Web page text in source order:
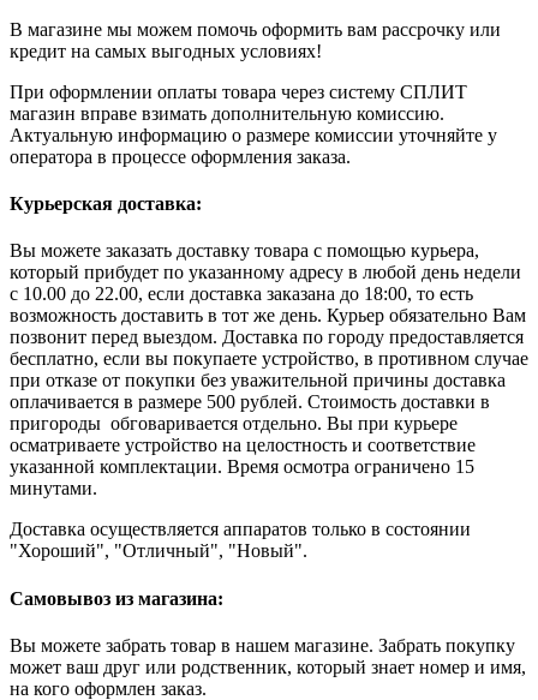
В магазине мы можем помочь оформить вам рассрочку или
кредит на самых выгодных условиях!
При оформлении оплаты товара через систему СПЛИТ
магазин вправе взимать дополнительную комиссию.
Актуальную информацию о размере комиссии уточняйте у
оператора в процессе оформления заказа.
Курьерская доставка:
Вы можете заказать доставку товара с помощью курьера,
который прибудет по указанному адресу в любой день недели
с 10.00 до 22.00, если доставка заказана до 18:00, то есть
возможность доставить в тот же день. Курьер обязательно Вам
позвонит перед выездом. Доставка по городу предоставляется
бесплатно, если вы покупаете устройство, в противном случае
при отказе от покупки без уважительной причины доставка
оплачивается в размере 500 рублей. Стоимость доставки в
пригороды обговаривается отдельно. Вы при курьере
осматриваете устройство на целостность и соответствие
указанной комплектации. Время осмотра ограничено 15
минутами.
Доставка осуществляется аппаратов только в состоянии
"Хороший", "Отличный", "Новый".
Самовывоз из магазина:
Вы можете забрать товар в нашем магазине. Забрать покупку
может ваш друг или родственник, который знает номер и имя,
на кого оформлен заказ.